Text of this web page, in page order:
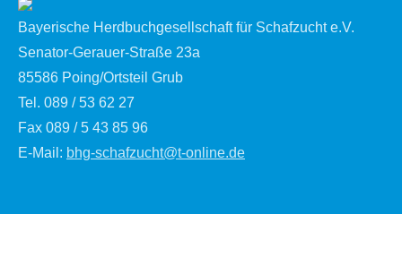
Bayerische Herdbuchgesellschaft für Schafzucht e.V.
Senator-Gerauer-Straße 23a
85586 Poing/Ortsteil Grub
Tel. 089 / 53 62 27
Fax 089 / 5 43 85 96
E-Mail: bhg-schafzucht@t-online.de